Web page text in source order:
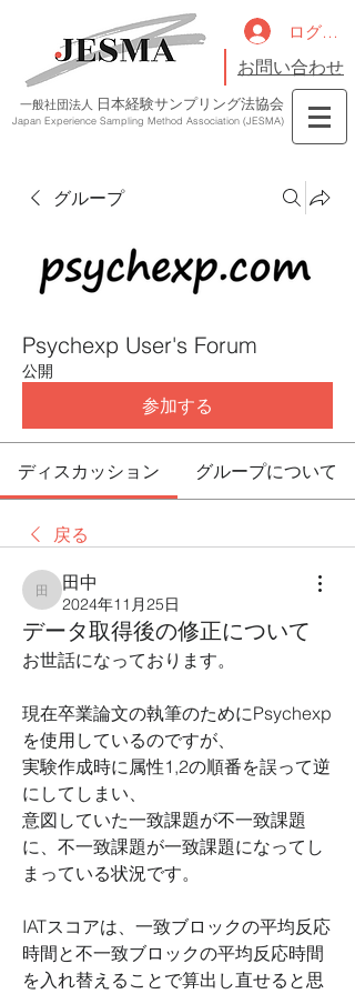
一般社団法人 日本経験サンプリング法協会
Japan Experience Sampling Method Association (JESMA)
ログイン
お問い合わせ
グループ
Psychexp User's Forum
公開
参加する
ディスカッション グループについて
戻る
田中
田中
2024年11月25日
データ取得後の修正について
お世話になっております。
現在卒業論文の執筆のためにPsychexp
を使用しているのですが、
実験作成時に属性1,2の順番を誤って逆
にしてしまい、
意図していた一致課題が不一致課題
に、不一致課題が一致課題になってし
まっている状況です。
IATスコアは、一致ブロックの平均反応
時間と不一致ブロックの平均反応時間
を入れ替えることで算出し直せると思